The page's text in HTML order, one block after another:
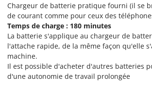
Ryobi
S
S.T.P.
Santos
Sbaraglia
Schnitzer
Chargeur de batterie pratique fourni (il se
de courant comme pour ceux des
Temps de charge : 180 minutes
La batterie s'applique au chargeur de
l'attache rapide, de la même façon qu'elle
machine.
Il est possible d'acheter d'autres batteries
d'une autonomie de travail prolongée